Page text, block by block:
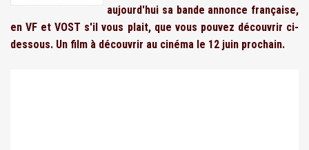
aujourd'hui sa bande annonce française,
en VF et VOST s'il vous plait, que vous pouvez découvrir ci-
dessous. Un film à découvrir au cinéma le 12 juin prochain.